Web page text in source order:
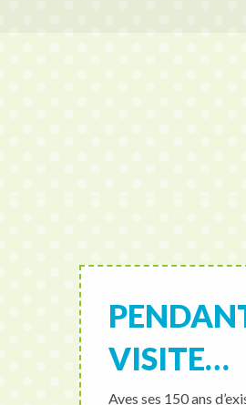
VISITE…
Aves ses 150 ans